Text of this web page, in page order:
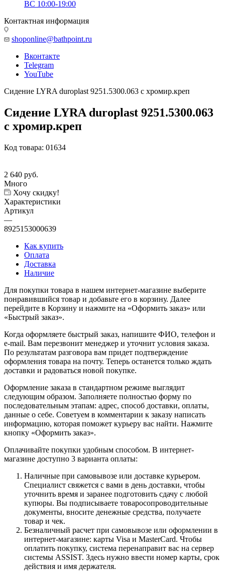
ВС 10:00-19:00
Контактная информация
shoponline@bathpoint.ru
Вконтакте
Telegram
YouTube
Сидение LYRA duroplast 9251.5300.063 с хромир.креп
Сидение LYRA duroplast 9251.5300.063
с хромир.креп
Код товара: 01634
2 640 руб.
Много
Хочу скидку!
Характеристики
Артикул
—
8925153000639
Как купить
Оплата
Доставка
Наличие
Для покупки товара в нашем интернет-магазине выберите
понравившийся товар и добавьте его в корзину. Далее
перейдите в Корзину и нажмите на «Оформить заказ» или
«Быстрый заказ».
Когда оформляете быстрый заказ, напишите ФИО, телефон и
e-mail. Вам перезвонит менеджер и уточнит условия заказа.
По результатам разговора вам придет подтверждение
оформления товара на почту. Теперь останется только ждать
доставки и радоваться новой покупке.
Оформление заказа в стандартном режиме выглядит
следующим образом. Заполняете полностью форму по
последовательным этапам: адрес, способ доставки, оплаты,
данные о себе. Советуем в комментарии к заказу написать
информацию, которая поможет курьеру вас найти. Нажмите
кнопку «Оформить заказ».
Оплачивайте покупки удобным способом. В интернет-
магазине доступно 3 варианта оплаты:
Наличные при самовывозе или доставке курьером.
Специалист свяжется с вами в день доставки, чтобы
уточнить время и заранее подготовить сдачу с любой
купюры. Вы подписываете товаросопроводительные
документы, вносите денежные средства, получаете
товар и чек.
Безналичный расчет при самовывозе или оформлении в
интернет-магазине: карты Visa и MasterCard. Чтобы
оплатить покупку, система перенаправит вас на сервер
системы ASSIST. Здесь нужно ввести номер карты, срок
действия и имя держателя.